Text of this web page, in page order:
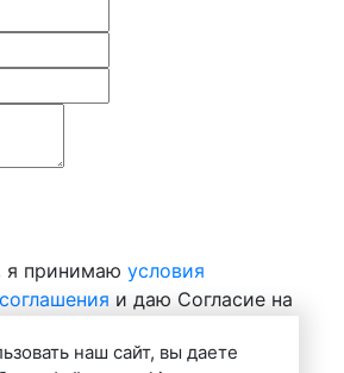
наш сайт, вы даете
я принимаю условия
и даю Согласие на
данных